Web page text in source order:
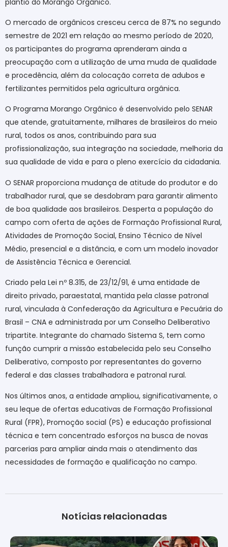
O mercado de orgânicos cresceu cerca de 87% no segundo
semestre de 2021 em relação ao mesmo período de 2020,
os participantes do programa aprenderam ainda a
preocupação com a utilização de uma muda de qualidade
e procedência, além da colocação correta de adubos e
fertilizantes permitidos pela agricultura orgânica.
O Programa Morango Orgânico é desenvolvido pelo SENAR
que atende, gratuitamente, milhares de brasileiros do meio
rural, todos os anos, contribuindo para sua
profissionalização, sua integração na sociedade, melhoria da
sua qualidade de vida e para o pleno exercício da cidadania.
O SENAR proporciona mudança de atitude do produtor e do
trabalhador rural, que se desdobram para garantir alimento
de boa qualidade aos brasileiros. Desperta a população do
campo com oferta de ações de Formação Profissional Rural,
Atividades de Promoção Social, Ensino Técnico de Nível
Médio, presencial e a distância, e com um modelo inovador
de Assistência Técnica e Gerencial.
Criado pela Lei nº 8.315, de 23/12/91, é uma entidade de
direito privado, paraestatal, mantida pela classe patronal
rural, vinculada à Confederação da Agricultura e Pecuária do
Brasil – CNA e administrada por um Conselho Deliberativo
tripartite. Integrante do chamado Sistema S, tem como
função cumprir a missão estabelecida pelo seu Conselho
Deliberativo, composto por representantes do governo
federal e das classes trabalhadora e patronal rural.
Nos últimos anos, a entidade ampliou, significativamente, o
seu leque de ofertas educativas de Formação Profissional
Rural (FPR), Promoção social (PS) e educação profissional
técnica e tem concentrado esforços na busca de novas
parcerias para ampliar ainda mais o atendimento das
necessidades de formação e qualificação no campo.
Notícias relacionadas